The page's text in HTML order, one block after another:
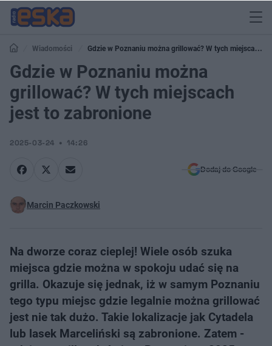
Wiadomości
Gdzie w Poznaniu można grillować? W tych miejscach
jest to zabronione
Gdzie w Poznaniu można
grillować? W tych miejscach
jest to zabronione
2025-03-24 14:26
Dodaj do Google
Marcin Paczkowski
Na dworze coraz cieplej! Wiele osób szuka
miejsca gdzie można w spokoju udać się na
grilla. Okazuje się jednak, iż w samym Poznaniu
tego typu miejsc gdzie legalnie można grillować
jest nie tak dużo. Takie lokalizacje jak Cytadela
lub lasek Marceliński są zabronione. Zatem -